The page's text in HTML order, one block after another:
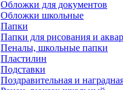
Обложки для документов
Обложки школьные
Папки
Папки для рисования и
Пеналы, школьные папки
Пластилин
Подставки
Поздравительная и